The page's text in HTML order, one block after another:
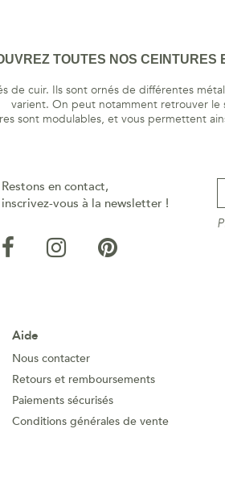
TOUTES NOS CEINTURES
de cuir. Ils sont ornés de différentes
varient. On peut notamment retrouver
sont modulables, et vous permettent
Restons en contact,
inscrivez-vous à la newsletter !
Aide
Nous contacter
Retours et remboursements
Paiements sécurisés
Conditions générales de vente